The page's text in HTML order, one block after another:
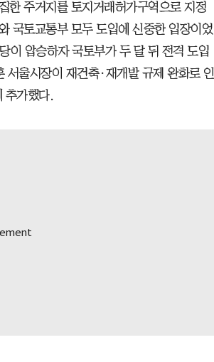
한 주거지를 토지거래허가구역으로 지정
국토교통부 모두 도입에 신중한 입장이었
이 압승하자 국토부가 두 달 뒤 전격 도입
울시장이 재건축·재개발 규제 완화로 인
추가했다.